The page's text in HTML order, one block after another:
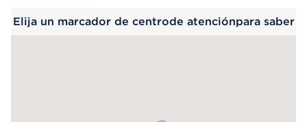
Elija un marcador de centrode atenciónpara saber